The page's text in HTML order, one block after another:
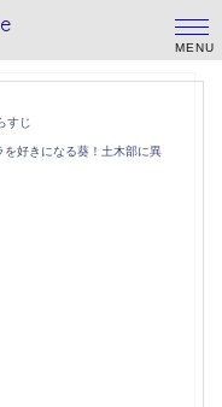
すじ
を好きになる葵！土木部に異